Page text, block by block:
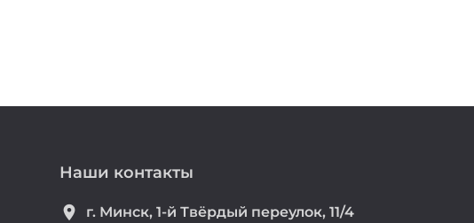
Наши контакты
location_on г. Минск, 1-й Твёрдый переулок, 11/4